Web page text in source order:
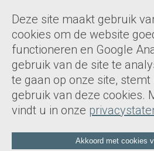
Deze site maakt gebruik
cookies om de website
functioneren en Google
gebruik van de site te
te gaan op onze site,
gebruik van deze cookies.
vindt u in onze
Akkoord met cookies